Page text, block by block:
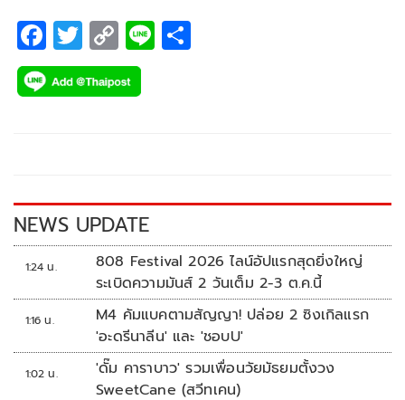
F
ac
e
k
T
wi
tt
C
o
p
k
Li
NEWS UPDATE
1:24 น.
808 Festival 2026 ไลน์อัปแรกสุดยิ่งใหญ่
ระเบิดความมันส์ 2 วันเต็ม 2-3 ต.ค.นี้
1:16 น.
M4 คัมแบคตามสัญญา! ปล่อย 2 ซิงเกิลแรก
'อะดรีนาลีน' และ 'ชอบU'
1:02 น.
'ดั๊ม คาราบาว' รวมเพื่อนวัยมัธยมตั้งวง
SweetCane (สวีทเคน)